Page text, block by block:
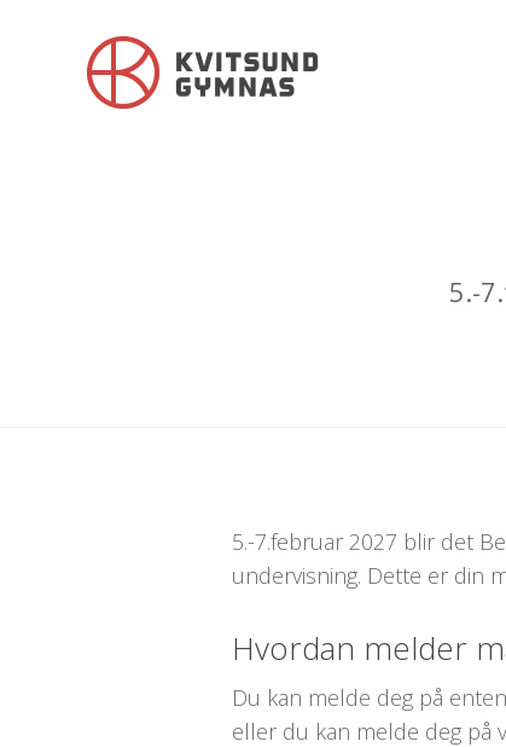
5.-
5.-7.februar 2027 blir det
undervisning. Dette er din
Hvordan melder
Du kan melde deg på
eller du kan melde deg på